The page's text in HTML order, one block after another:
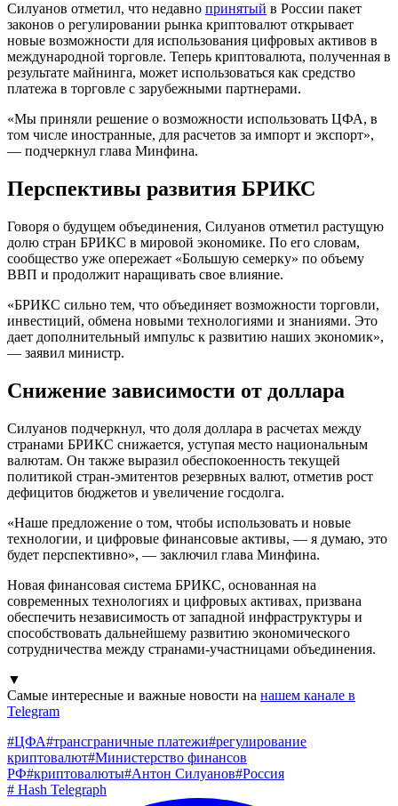
Силуанов отметил, что недавно принятый в России пакет
законов о регулировании рынка криптовалют открывает
новые возможности для использования цифровых активов в
международной торговле. Теперь криптовалюта, полученная в
результате майнинга, может использоваться как средство
платежа в торговле с зарубежными партнерами.
«Мы приняли решение о возможности использовать ЦФА, в
том числе иностранные, для расчетов за импорт и экспорт»,
— подчеркнул глава Минфина.
Перспективы развития БРИКС
Говоря о будущем объединения, Силуанов отметил растущую
долю стран БРИКС в мировой экономике. По его словам,
сообщество уже опережает «Большую семерку» по объему
ВВП и продолжит наращивать свое влияние.
«БРИКС сильно тем, что объединяет возможности торговли,
инвестиций, обмена новыми технологиями и знаниями. Это
дает дополнительный импульс к развитию наших экономик»,
— заявил министр.
Снижение зависимости от доллара
Силуанов подчеркнул, что доля доллара в расчетах между
странами БРИКС снижается, уступая место национальным
валютам. Он также выразил обеспокоенность текущей
политикой стран-эмитентов резервных валют, отметив рост
дефицитов бюджетов и увеличение госдолга.
«Наше предложение о том, чтобы использовать и новые
технологии, и цифровые финансовые активы, — я думаю, это
будет перспективно», — заключил глава Минфина.
Новая финансовая система БРИКС, основанная на
современных технологиях и цифровых активах, призвана
обеспечить независимость от западной инфраструктуры и
способствовать дальнейшему развитию экономического
сотрудничества между странами-участницами объединения.
▼
Самые интересные и важные новости на нашем канале в
Telegram
#ЦФА#трансграничные платежи#регулирование
криптовалют#Министерство финансов
РФ#криптовалюты#Антон Силуанов#Россия
# Hash Telegraph